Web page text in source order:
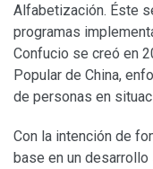
Alfabetización. Éste
programas
Confucio se creó en
Popular de China,
de personas en
Con la intención de
base en un